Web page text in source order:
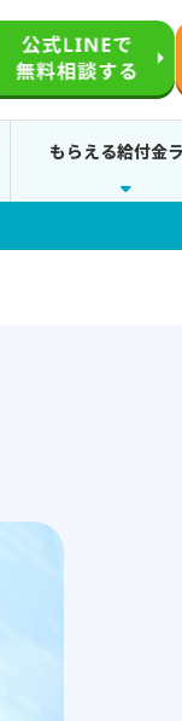
もらえる給付金